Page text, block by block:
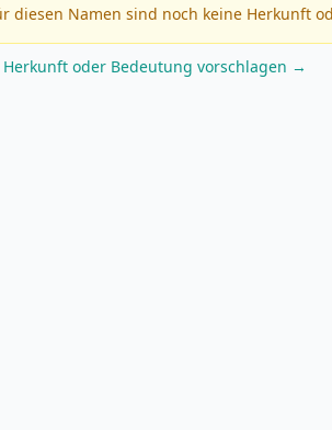
diesen Namen sind noch keine Herkunft
Herkunft oder Bedeutung vorschlagen →